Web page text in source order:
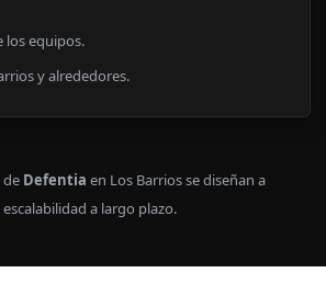
los equipos.
y alrededores.
de Defentia en Los Barrios se diseñan a
a largo plazo.